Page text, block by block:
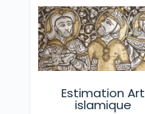
Estimation Art
islamique